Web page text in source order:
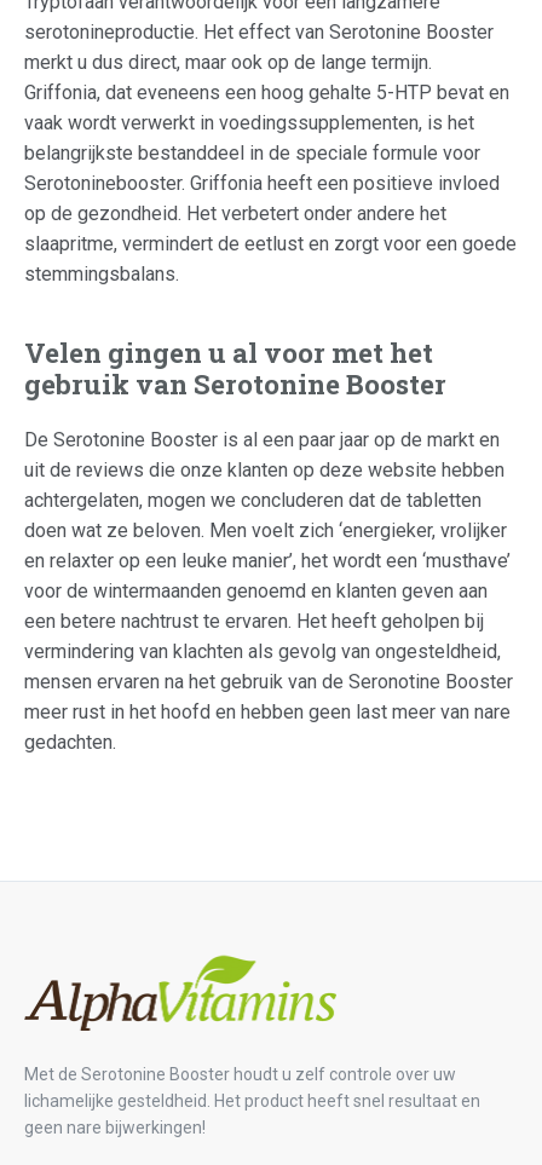
serotonineproductie. Het effect van Serotonine Booster
merkt u dus direct, maar ook op de lange termijn.
Griffonia, dat eveneens een hoog gehalte 5-HTP bevat en
vaak wordt verwerkt in voedingssupplementen, is het
belangrijkste bestanddeel in de speciale formule voor
Serotoninebooster. Griffonia heeft een positieve invloed
op de gezondheid. Het verbetert onder andere het
slaapritme, vermindert de eetlust en zorgt voor een goede
stemmingsbalans.
Velen gingen u al voor met het
gebruik van Serotonine Booster
De Serotonine Booster is al een paar jaar op de markt en
uit de reviews die onze klanten op deze website hebben
achtergelaten, mogen we concluderen dat de tabletten
doen wat ze beloven. Men voelt zich ‘energieker, vrolijker
en relaxter op een leuke manier’, het wordt een ‘musthave’
voor de wintermaanden genoemd en klanten geven aan
een betere nachtrust te ervaren. Het heeft geholpen bij
vermindering van klachten als gevolg van ongesteldheid,
mensen ervaren na het gebruik van de Seronotine Booster
meer rust in het hoofd en hebben geen last meer van nare
gedachten.
Met de Serotonine Booster houdt u zelf controle over uw
lichamelijke gesteldheid. Het product heeft snel resultaat en
geen nare bijwerkingen!